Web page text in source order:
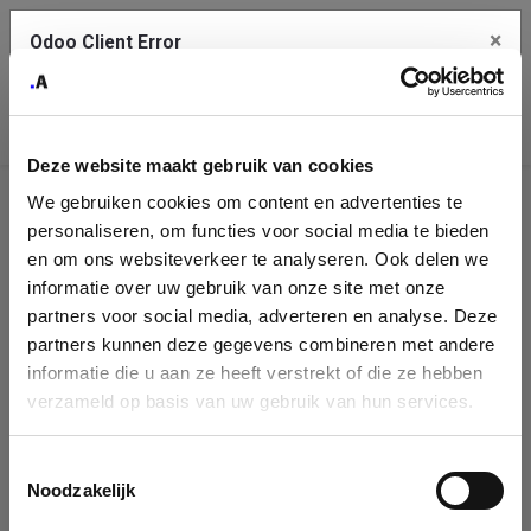
Deze website maakt gebruik van cookies
We gebruiken cookies om content en advertenties te
personaliseren, om functies voor social media te bieden
en om ons websiteverkeer te analyseren. Ook delen we
informatie over uw gebruik van onze site met onze
partners voor social media, adverteren en analyse. Deze
partners kunnen deze gegevens combineren met andere
informatie die u aan ze heeft verstrekt of die ze hebben
verzameld op basis van uw gebruik van hun services.
Noodzakelijk
Company
Identification
Please fill in your company details
You can search a company in our database by name, VAT or
enterprise ID. When a company is selected it will auto-complete the
form. If you don't find your company in our database, you can create
Odoo Client Error ×
service.
See details
Ok